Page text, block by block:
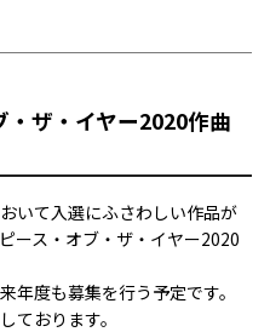
・ザ・イヤー2020作曲
いて入選にふさわしい作品が
ース・オブ・ザ・イヤー2020
年度も募集を行う予定です。
ております。